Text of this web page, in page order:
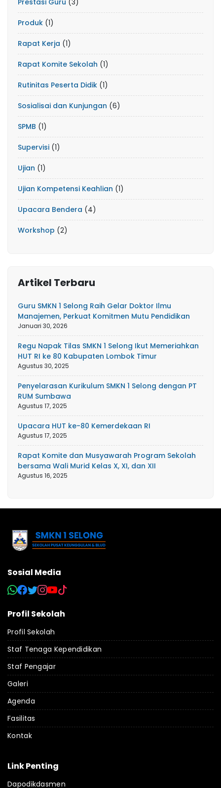
Produk (1)
Rapat Kerja (1)
Rapat Komite Sekolah (1)
Rutinitas Peserta Didik (1)
Sosialisai dan Kunjungan (6)
SPMB (1)
Supervisi (1)
Ujian (1)
Ujian Kompetensi Keahlian (1)
Upacara Bendera (4)
Workshop (2)
Artikel Terbaru
Guru SMKN 1 Selong Raih Gelar Doktor Ilmu
Manajemen, Perkuat Komitmen Mutu Pendidikan
Januari 30, 2026
Regu Napak Tilas SMKN 1 Selong Ikut Memeriahkan
HUT RI ke 80 Kabupaten Lombok Timur
Agustus 30, 2025
Penyelarasan Kurikulum SMKN 1 Selong dengan PT
RUM Sumbawa
Agustus 17, 2025
Upacara HUT ke-80 Kemerdekaan RI
Agustus 17, 2025
Rapat Komite dan Musyawarah Program Sekolah
bersama Wali Murid Kelas X, XI, dan XII
Agustus 16, 2025
Sosial Media
Profil Sekolah
Profil Sekolah
Staf Tenaga Kependidikan
Staf Pengajar
Galeri
Agenda
Fasilitas
Kontak
Link Penting
Dapodikdasmen